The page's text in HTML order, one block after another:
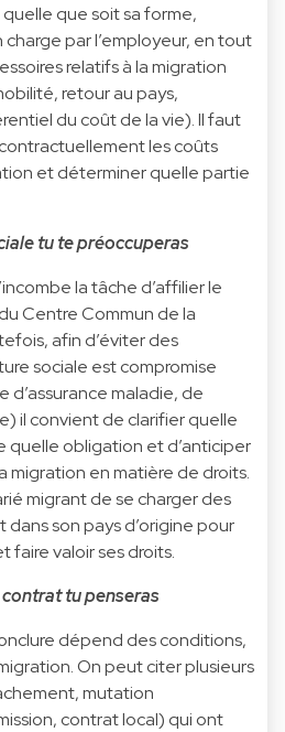
que soit sa forme,
charge par l’employeur, en tout
relatifs à la migration
retour au pays,
du coût de la vie). Il faut
les coûts
et déterminer quelle partie
tu te préoccuperas
la tâche d’affilier le
Centre Commun de la
afin d’éviter des
sociale est compromise
maladie, de
il convient de clarifier quelle
quelle obligation et d’anticiper
migration en matière de droits.
migrant de se charger des
son pays d’origine pour
faire valoir ses droits.
tu penseras
dépend des conditions,
On peut citer plusieurs
mutation
contrat local) qui ont